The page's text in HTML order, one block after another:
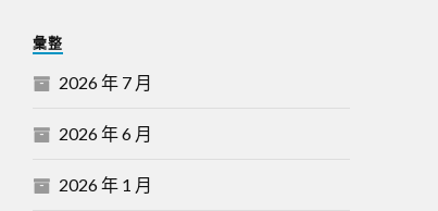
彙整
2026 年 7 月
2026 年 6 月
2026 年 1 月